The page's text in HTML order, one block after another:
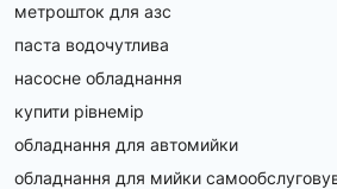
метрошток для азс
паста водочутлива
насосне обладнання
купити рівнемір
обладнання для автомийки
обладнання для мийки